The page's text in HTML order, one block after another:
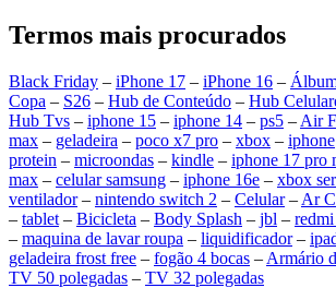
Termos mais procurados
Black Friday – iPhone 17 – iPhone 16 –
Copa – S26 – Hub de Conteúdo – Hub
Hub Tvs – iphone 15 – iphone 14 – ps5 – Air
max – geladeira – poco x7 pro – xbox – iphone
protein – microondas – kindle – iphone 17 pro
max – celular samsung – iphone 16e – xbox
ventilador– nintendo switch 2 – Celular– Ar
– tablet – Bicicleta – Body Splash – jbl –
– maquina de lavar roupa – liquidificador–
geladeira frost free – fogão 4 bocas – Armário
TV 50 polegadas – TV 32 polegadas